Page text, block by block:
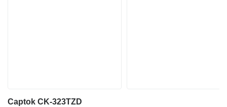
Captok CK-323TZD